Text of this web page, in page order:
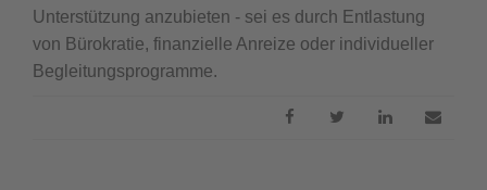
Unterstützung anzubieten - sei es durch Entlastung
von Bürokratie, finanzielle Anreize oder individueller
Begleitungsprogramme.